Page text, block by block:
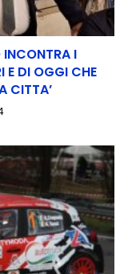
I
E DI OGGI CHE
CITTA’